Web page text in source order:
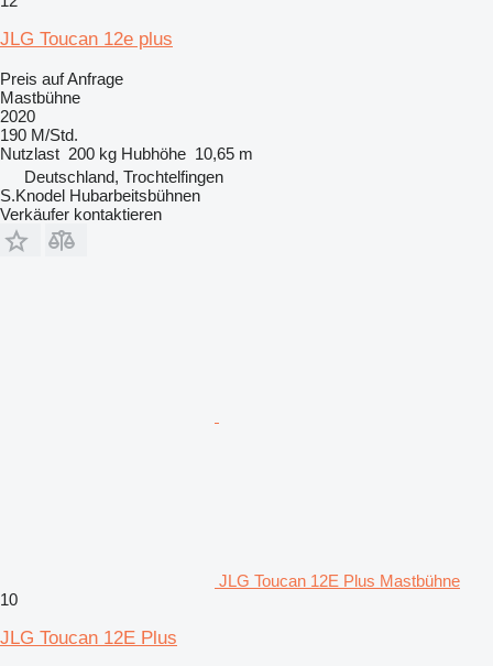
JLG Toucan 12e plus
Preis auf Anfrage
Mastbühne
2020
190 M/Std.
Nutzlast 200 kg Hubhöhe 10,65 m
Deutschland, Trochtelfingen
S.Knodel Hubarbeitsbühnen
Verkäufer kontaktieren
JLG Toucan 12E Plus Mastbühne
10
JLG Toucan 12E Plus